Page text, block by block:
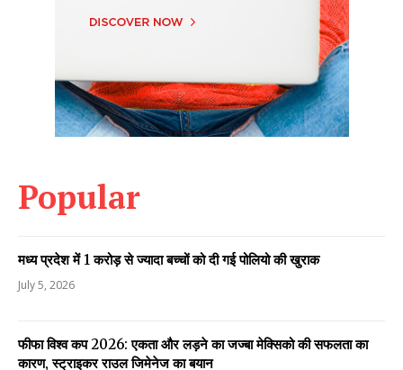
Popular
मध्य प्रदेश में 1 करोड़ से ज्यादा बच्चों को दी गई पोलियो की खुराक
July 5, 2026
फीफा विश्व कप 2026: एकता और लड़ने का जज्बा मेक्सिको की सफलता का
कारण, स्ट्राइकर राउल जिमेनेज का बयान